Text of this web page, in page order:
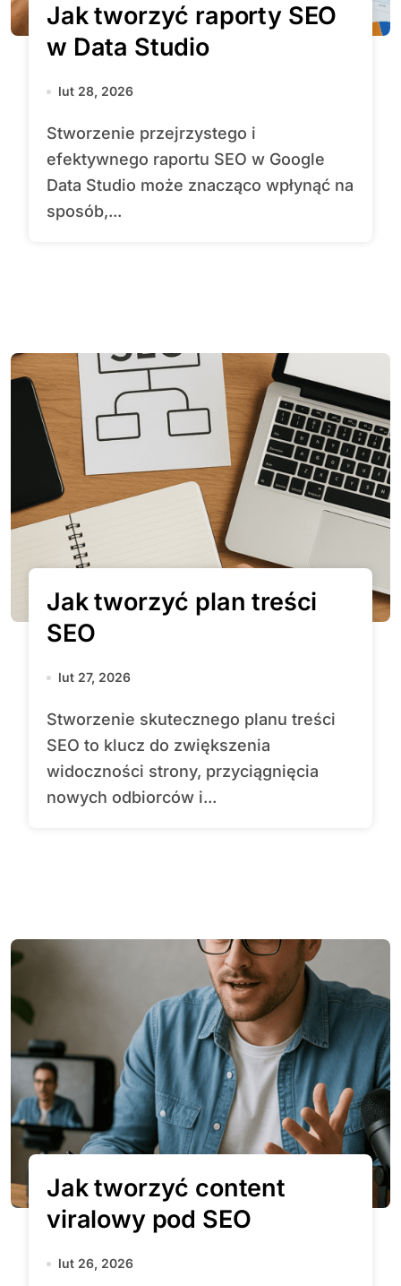
Jak tworzyć raporty SEO
w Data Studio
lut 28, 2026
Stworzenie przejrzystego i
efektywnego raportu SEO w Google
Data Studio może znacząco wpłynąć na
sposób,...
Jak tworzyć plan treści
SEO
lut 27, 2026
Stworzenie skutecznego planu treści
SEO to klucz do zwiększenia
widoczności strony, przyciągnięcia
nowych odbiorców i...
Jak tworzyć content
viralowy pod SEO
lut 26, 2026